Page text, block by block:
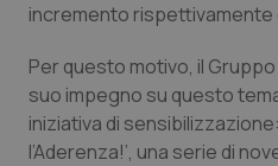
Valle D’Aosta
Veneto
Oncodermatologia
Oncoematologia
Oncologia &
incremento rispettivamente
Per questo motivo, il
suo impegno su questo
iniziativa di
l’Aderenza!’, una serie di